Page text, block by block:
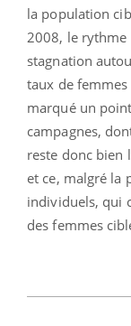
la population
2008, le
stagnation
taux de
marqué un
campagnes,
reste donc bien
et ce, malgré la
individuels, qui
des femmes